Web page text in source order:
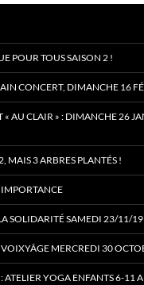
POUR TOUS SAISON 2 !
CONCERT, DIMANCHE 16
« AU CLAIR » : DIMANCHE 26
MAIS 3 ARBRES PLANTÉS !
IMPORTANCE
SOLIDARITÉ SAMEDI 23/11/19
VOIXYÂGE MERCREDI 30
ATELIER YOGA ENFANTS 6-11